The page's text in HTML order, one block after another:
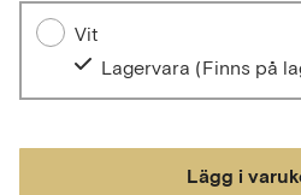
Vit
Lagervara (Finns på
Lägg i